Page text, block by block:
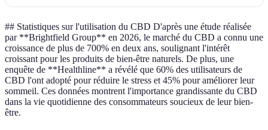
## Statistiques sur l'utilisation du CBD D'après une étude réalisée
par **Brightfield Group** en 2026, le marché du CBD a connu une
croissance de plus de 700% en deux ans, soulignant l'intérêt
croissant pour les produits de bien-être naturels. De plus, une
enquête de **Healthline** a révélé que 60% des utilisateurs de
CBD l'ont adopté pour réduire le stress et 45% pour améliorer leur
sommeil. Ces données montrent l'importance grandissante du CBD
dans la vie quotidienne des consommateurs soucieux de leur bien-
être.